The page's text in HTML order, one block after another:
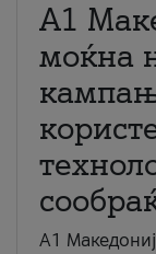
A1
моќна
A1